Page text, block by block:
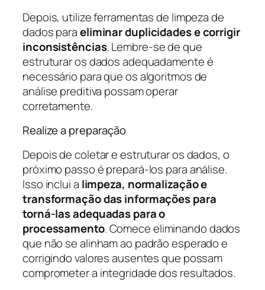
Depois, utilize ferramentas de limpeza de
dados paraeliminar duplicidades e corrigir
inconsistências. Lembre-se de que
estruturar os dados adequadamente é
necessário para que os algoritmos de
análise preditiva possam operar
corretamente.
Realize a preparação
Depois de coletar e estruturar os dados, o
próximo passo é prepará-los para análise.
Isso inclui a limpeza, normalização e
transformação das informações para
torná-las adequadas para o
processamento. Comece eliminando dados
que não se alinham ao padrão esperado e
corrigindo valores ausentes que possam
comprometer a integridade dos resultados.